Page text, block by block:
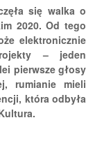
się walka o
2020. Od tego
elektronicznie
– jeden
pierwsze głosy
rumianie mieli
która odbyła